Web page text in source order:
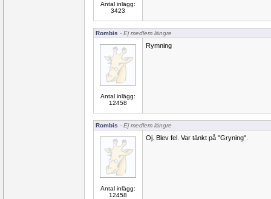
Antal inlägg:
3423
Rombis - Ej medlem längre
Antal inlägg:
12458
Rymning
Rombis - Ej medlem längre
Antal inlägg:
12458
Oj. Blev fel. Var tänkt på "Gryning".